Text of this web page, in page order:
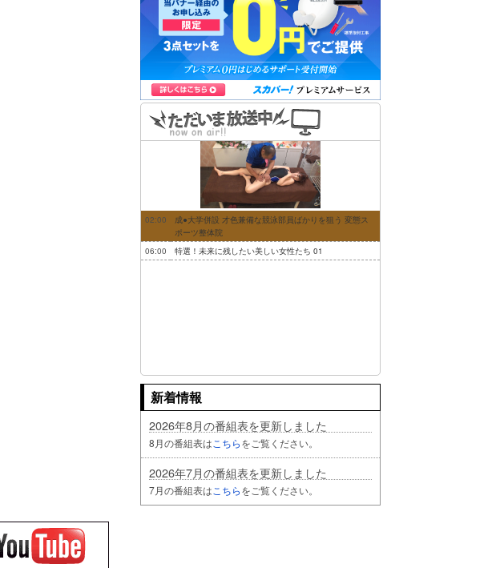
02:00
成●大学併設 才色兼備な競泳部員ばかりを狙う 変態ス
ポーツ整体院
06:00
特選！未来に残したい美しい女性たち 01
新着情報
2026年8月の番組表を更新しました
8月の番組表は こちらをご覧ください。
2026年7月の番組表を更新しました
7月の番組表は こちらをご覧ください。